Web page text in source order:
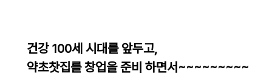
건강 100세 시대를 앞두고,
약초찻집를 창업을 준비 하면서~~~~~~~~~